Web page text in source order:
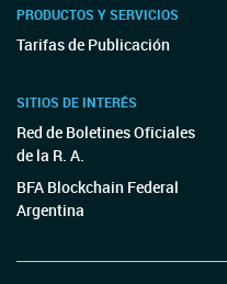
PRODUCTOS Y SERVICIOS
Tarifas de Publicación
SITIOS DE INTERÉS
Red de Boletines Oficiales
de la R. A.
BFA Blockchain Federal
Argentina